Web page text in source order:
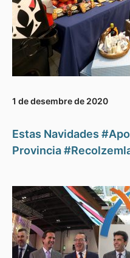
1 de desembre de 2020
Estas Navidades
Provincia